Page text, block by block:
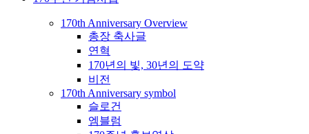
170th Anniversary Overview
총장 축사글
연혁
170년의 빛, 30년의 도약
비전
170th Anniversary symbol
슬로건
엠블럼